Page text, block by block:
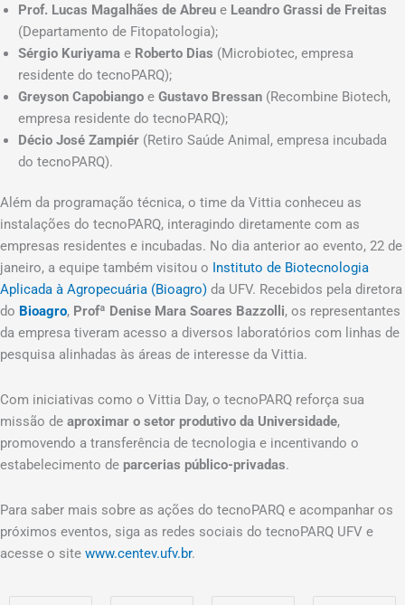
Prof. Lucas Magalhães de Abreu e Leandro Grassi de Freitas
(Departamento de Fitopatologia);
Sérgio Kuriyama e Roberto Dias (Microbiotec, empresa
residente do tecnoPARQ);
Greyson Capobiango e Gustavo Bressan (Recombine Biotech,
empresa residente do tecnoPARQ);
Décio José Zampiér (Retiro Saúde Animal, empresa incubada
do tecnoPARQ).
Além da programação técnica, o time da Vittia conheceu as
instalações do tecnoPARQ, interagindo diretamente com as
empresas residentes e incubadas. No dia anterior ao evento, 22 de
janeiro, a equipe também visitou o Instituto de Biotecnologia
Aplicada à Agropecuária (Bioagro) da UFV. Recebidos pela diretora
do Bioagro, Profª Denise Mara Soares Bazzolli, os representantes
da empresa tiveram acesso a diversos laboratórios com linhas de
pesquisa alinhadas às áreas de interesse da Vittia.
Com iniciativas como o Vittia Day, o tecnoPARQ reforça sua
missão de aproximar o setor produtivo da Universidade,
promovendo a transferência de tecnologia e incentivando o
estabelecimento de parcerias público-privadas.
Para saber mais sobre as ações do tecnoPARQ e acompanhar os
próximos eventos, siga as redes sociais do tecnoPARQ UFV e
acesse o site www.centev.ufv.br.